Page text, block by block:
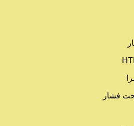
فشار